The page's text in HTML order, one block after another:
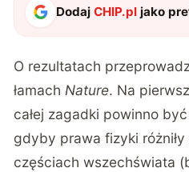
DodajCHIP.pl jako
O rezultatach
łamach Nature. Na
całej zagadki powinno
gdyby prawa fizyki
częściach wszechświata